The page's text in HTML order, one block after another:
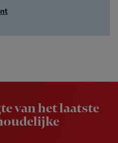
van het laatste